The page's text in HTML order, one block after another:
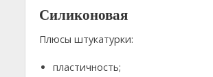
Силиконовая
Плюсы штукатурки:
пластичность;